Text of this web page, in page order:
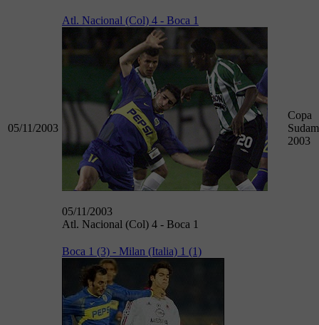
05/11/2003
Atl. Nacional (Col) 4 - Boca 1
05/11/2003
Atl. Nacional (Col) 4 - Boca 1
Copa
2003
Boca 1 (3) - Milan (Italia) 1 (1)